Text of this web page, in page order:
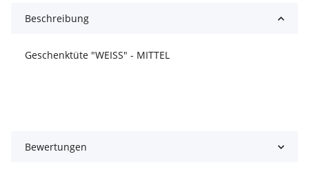
Beschreibung
Geschenktüte "WEISS" - MITTEL
Bewertungen